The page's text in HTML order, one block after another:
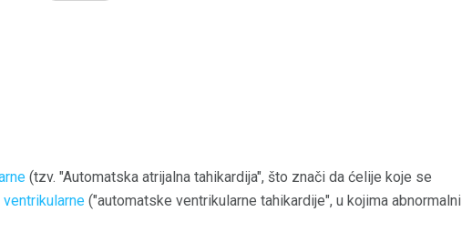
(tzv. "Automatska atrijalna tahikardija", što znači da ćelije koje se
ventrikularne ("automatske ventrikularne tahikardije", u kojima abnormalni